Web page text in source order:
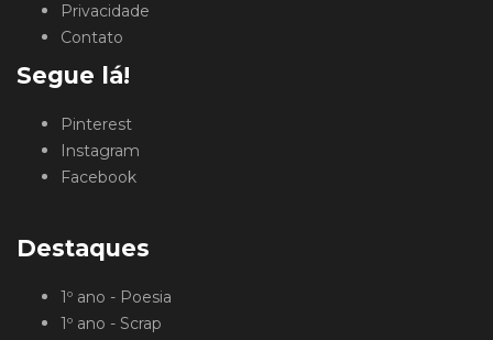
Privacidade
Contato
Segue lá!
Pinterest
Instagram
Facebook
Destaques
1º ano - Poesia
1º ano - Scrap